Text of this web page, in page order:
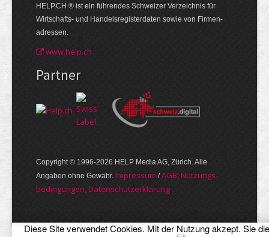
HELP.CH ® ist ein führendes Schweizer Verzeichnis für
Wirtschafts- und Handelsregisterdaten sowie von Firmen­
adressen.
www.help.ch
Partner
Copyright © 1996-2026 HELP Media AG, Zürich. Alle
Angaben ohne Gewähr. Im­pres­sum /AGB, Nut­zungs­
bedin­gungen, Daten­schutz­er­klärung
Diese Site verwendet Cookies. Mit der Nutzung akzept. Sie die